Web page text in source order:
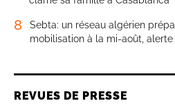
8
Sebta: un réseau algérien
mobilisation à la mi-août, alerte
REVUES DE PRESSE